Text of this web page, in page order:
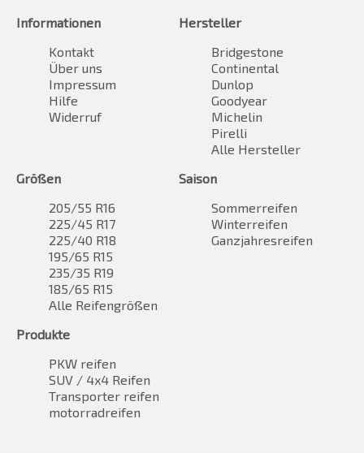
Informationen
Kontakt
Über uns
Impressum
Hilfe
Widerruf
Hersteller
Bridgestone
Continental
Dunlop
Goodyear
Michelin
Pirelli
Alle Hersteller
Größen
205/55 R16
225/45 R17
225/40 R18
195/65 R15
235/35 R19
185/65 R15
Alle Reifengrößen
Saison
Sommerreifen
Winterreifen
Ganzjahresreifen
Produkte
PKW reifen
SUV / 4x4 Reifen
Transporter reifen
motorradreifen